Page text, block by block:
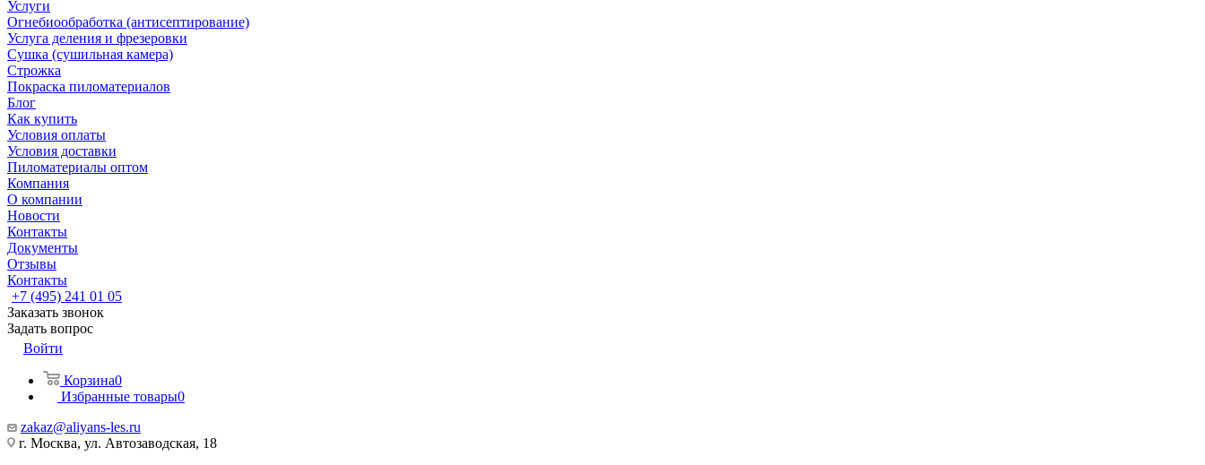
Услуги
Огнебиообработка (антисептирование)
Услуга деления и фрезеровки
Сушка (сушильная камера)
Строжка
Покраска пиломатериалов
Блог
Как купить
Условия оплаты
Условия доставки
Пиломатериалы оптом
Компания
О компании
Новости
Контакты
Документы
Отзывы
Контакты
+7 (495) 241 01 05
Заказать звонок
Задать вопрос
Войти
Корзина0
Избранные товары0
zakaz@aliyans-les.ru
г. Москва, ул. Автозаводская, 18